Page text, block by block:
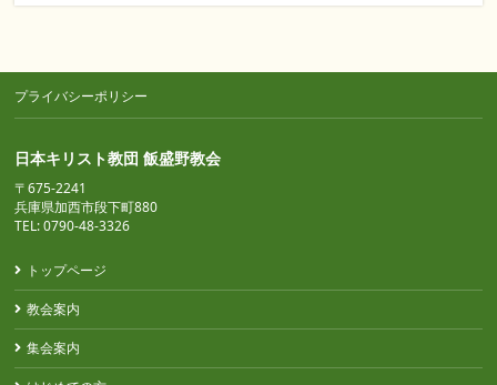
プライバシーポリシー
日本キリスト教団 飯盛野教会
〒675-2241
兵庫県加西市段下町880
TEL: 0790-48-3326
トップページ
教会案内
集会案内